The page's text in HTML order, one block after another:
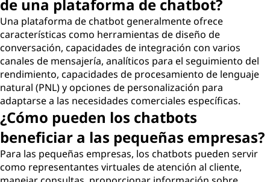
de una plataforma de chatbot?
Una plataforma de chatbot generalmente ofrece
características como herramientas de diseño de
conversación, capacidades de integración con varios
canales de mensajería, analíticos para el seguimiento del
rendimiento, capacidades de procesamiento de lenguaje
natural (PNL) y opciones de personalización para
adaptarse a las necesidades comerciales específicas.
¿Cómo pueden los chatbots
beneficiar a las pequeñas empresas?
Para las pequeñas empresas, los chatbots pueden servir
como representantes virtuales de atención al cliente,